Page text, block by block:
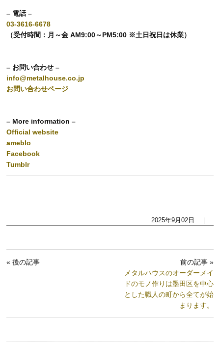
– 電話 –
03-3616-6678
（受付時間：月～金 AM9:00～PM5:00 ※土日祝日は休業）
– お問い合わせ –
info@metalhouse.co.jp
お問い合わせページ
– More information –
Official website
ameblo
Facebook
Tumblr
2025年9月02日 ｜
« 後の記事
前の記事 »
メタルハウスのオーダーメイ
ドのモノ作りは墨田区を中心
とした職人の町から全てが始
まります。